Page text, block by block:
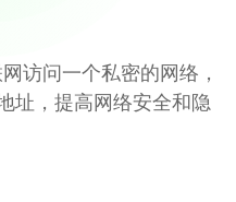
访问一个私密的网络，
址，提高网络安全和隐